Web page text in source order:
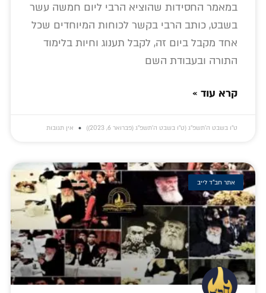
במאמר החסידות שהוציא הרבי ליום חמשה עשר
בשבט, כותב הרבי בקשר לכוחות המיוחדים שכל
אחד מקבל ביום זה, לקבל תענוג וחיות בלימוד
התורה ובעבודת השם
קרא עוד »
ט״ו בשבט ה׳תשפ״ג (ט״ו בשבט ה׳תשפ״ג (פברואר 6, 2023)) אין תגובות
אתר חב"ד לייב